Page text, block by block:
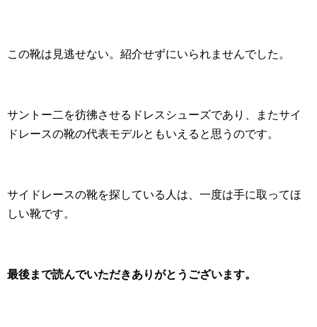
この靴は見逃せない。紹介せずにいられませんでした。
サントー二を彷彿させるドレスシューズであり、またサイ
ドレースの靴の代表モデルともいえると思うのです。
サイドレースの靴を探している人は、一度は手に取ってほ
しい靴です。
最後まで読んでいただきありがとうございます。